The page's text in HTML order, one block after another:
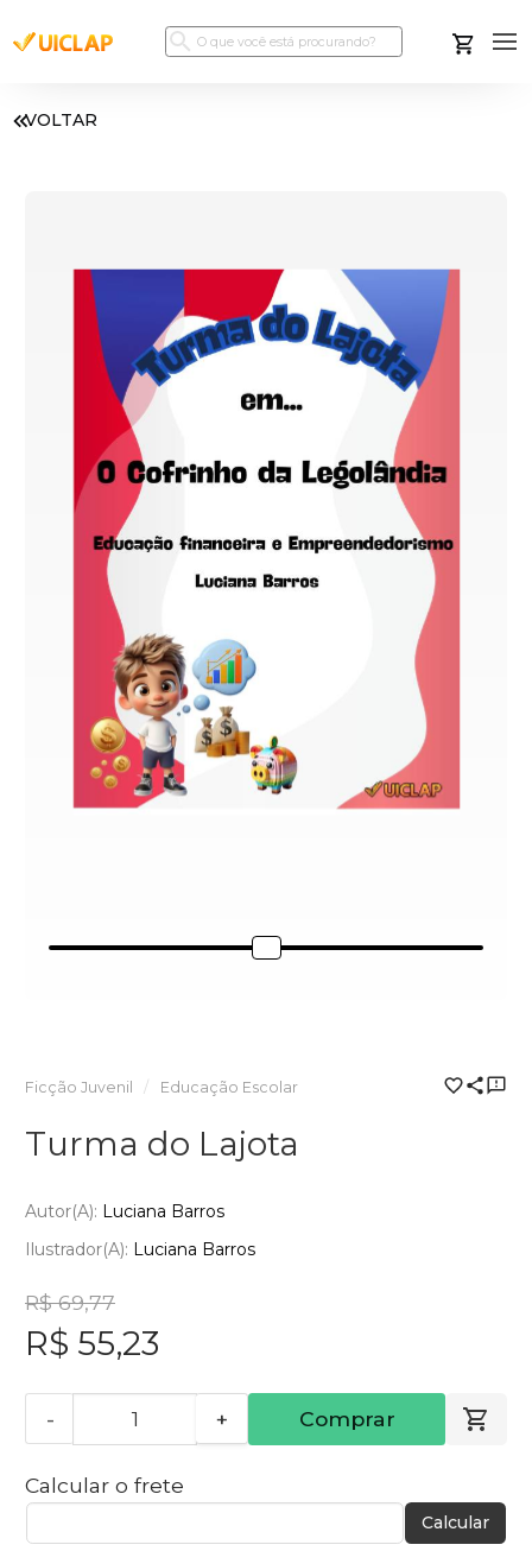
VOLTAR
Ficção Juvenil Educação Escolar
Turma do Lajota
Autor(a): Luciana Barros
Ilustrador(a): Luciana Barros
R$ 69,77
R$ 55,23
- + Comprar
Calcular o frete
Calcular